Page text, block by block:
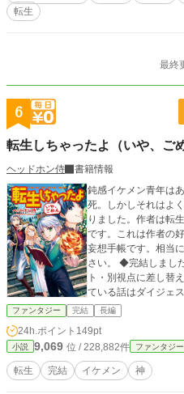
転生
最終
6
転生しちゃったよ（いや、ご
ヘッドホン侍
書籍情報
鈍感イケメン青年は
死。しかしそれはよ
りました。作者は転
です。これは作者の
妄想手帳です。相当
さい。 ◆完結しまし
ト・別視点に差し替
ている話はダイジェ
ファンタジー 完結 長編
24h.ポイント 149pt
小説 9,069 位 / 228,882件 ファンタジー
転生 完結 イケメン 神